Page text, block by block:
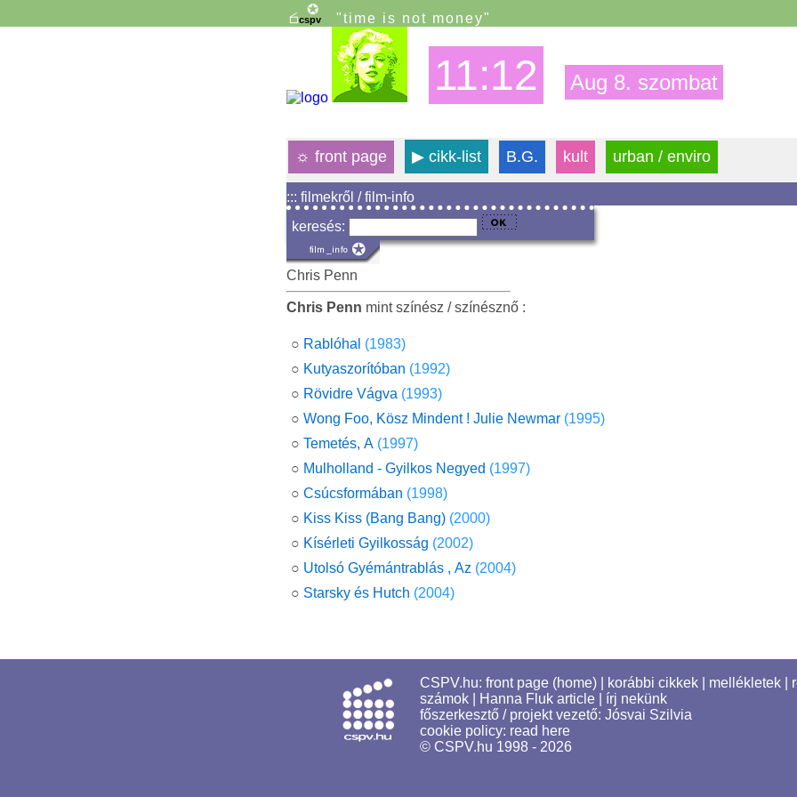
"time is not money"
11:12 Aug 8. szombat
☼ front page ▶ cikk-list B.G. kult urban / enviro
::: filmekről / film-info
keresés:
Chris Penn
Chris Penn mint színész / színésznő :
○ Rablóhal (1983)
○ Kutyaszorítóban (1992)
○ Rövidre Vágva (1993)
○ Wong Foo, Kösz Mindent ! Julie Newmar (1995)
○ Temetés, A (1997)
○ Mulholland - Gyilkos Negyed (1997)
○ Csúcsformában (1998)
○ Kiss Kiss (Bang Bang) (2000)
○ Kísérleti Gyilkosság (2002)
○ Utolsó Gyémántrablás , Az (2004)
○ Starsky és Hutch (2004)
CSPV.hu: front page (home) korábbi cikkek mellékletek
számok
Hanna Fluk article
írj nekünk
főszerkesztő / projekt vezető: Jósvai Szilvia
cookie policy: read here
© CSPV.hu 1998 - 2026